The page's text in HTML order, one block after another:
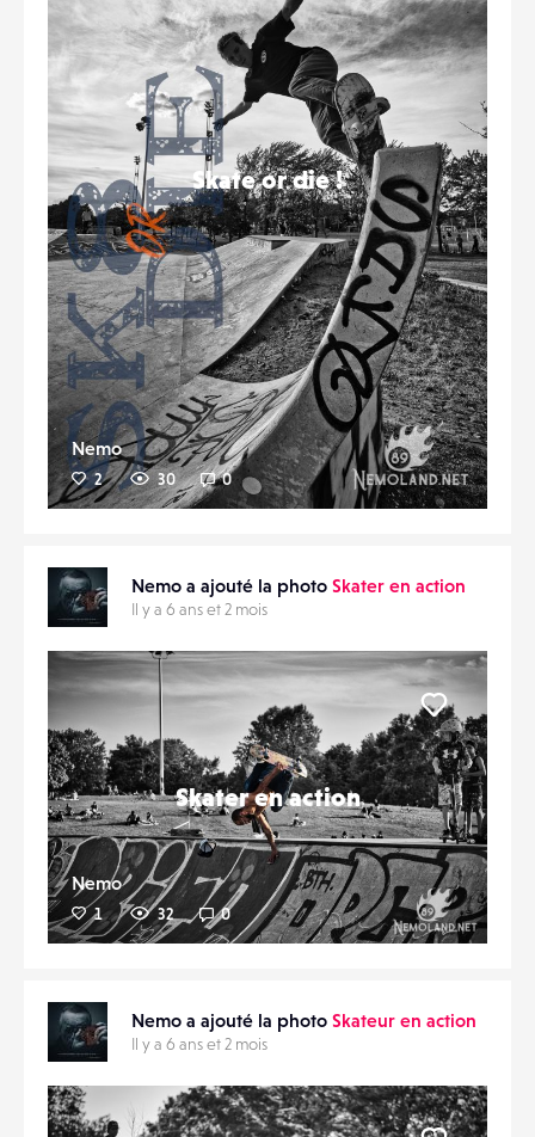
Skate or die !
Nemo
2 30 0
Nemo a ajouté la photo Skater en action
Il y a 6 ans et 2 mois
Skater en action
Nemo
1 32 0
Liker
Nemo a ajouté la photo Skateur en action
Il y a 6 ans et 2 mois